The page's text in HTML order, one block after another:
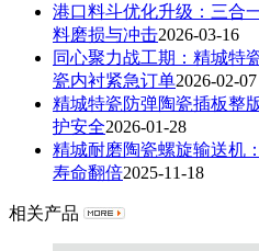
港口料斗优化升级：三合
料磨损与冲击2026-03-16
同心聚力战工期：精城特
瓷内衬紧急订单2026-02-07
精城特瓷防弹陶瓷插板整
护安全2026-01-28
精城耐磨陶瓷螺旋输送机
寿命翻倍2025-11-18
相关产品